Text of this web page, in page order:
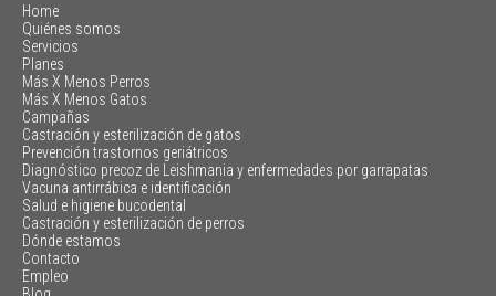
Home
Quiénes somos
Servicios
Planes
Más X Menos Perros
Más X Menos Gatos
Campañas
Castración y esterilización de gatos
Prevención trastornos geriátricos
Diagnóstico precoz de Leishmania y enfermedades por garrapatas
Vacuna antirrábica e identificación
Salud e higiene bucodental
Castración y esterilización de perros
Dónde estamos
Contacto
Empleo